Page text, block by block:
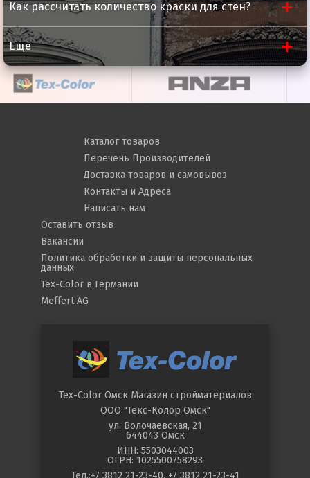
Как рассчитать количество краски для стен?
Еще
Каталог товаров
Перечень Производителей
Доставка товаров и самовывоз
Контакты и Адреса
Написать нам
Оставить отзыв
Вакансии
Политика обработки и защиты персональных
данных
Tex-Color в Германии
Meffert AG
Tex-Color ОмскМагазин стройматериалов
ООО "Текс-Колор Омск"
ул. Волочаевская, 21
644043 Омск
ИНН: 5503044003
ОГРН: 1025500758293
Тел.:+7 3812 21-23-40, +7 3812 21-23-41